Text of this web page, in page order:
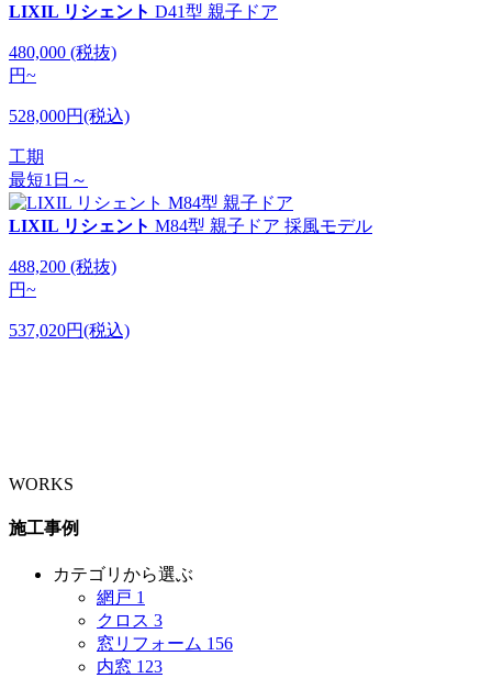
LIXIL リシェント D41型 親子ドア
480,000 (税抜)
円~
528,000円(税込)
工期
最短1日～
LIXIL リシェント M84型 親子ドア 採風モデル
488,200 (税抜)
円~
537,020円(税込)
WORKS
施工事例
カテゴリから選ぶ
網戸 1
クロス 3
窓リフォーム 156
内窓 123